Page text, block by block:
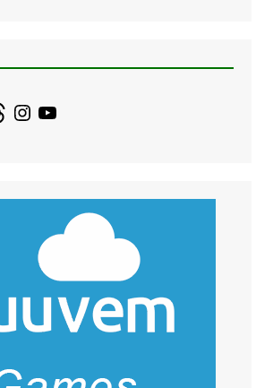
Instagram
YouTube